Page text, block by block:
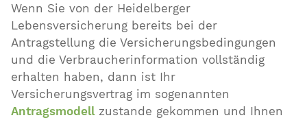
Wenn Sie von der Heidelberger
Lebensversicherung bereits bei der
Antragstellung die Versicherungsbedingungen
und die Verbraucherinformation vollständig
erhalten haben, dann ist Ihr
Versicherungsvertrag im sogenannten
Antragsmodellzustande gekommen und Ihnen